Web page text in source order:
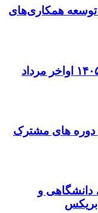
توسعه همکاری‌های
نتایج نهایی آزمون دکتری سال ۱۴۰۵ اواخر مرداد
دوره های مشترک
و
بریکس